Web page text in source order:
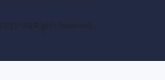
ジ All Rights Reserved.